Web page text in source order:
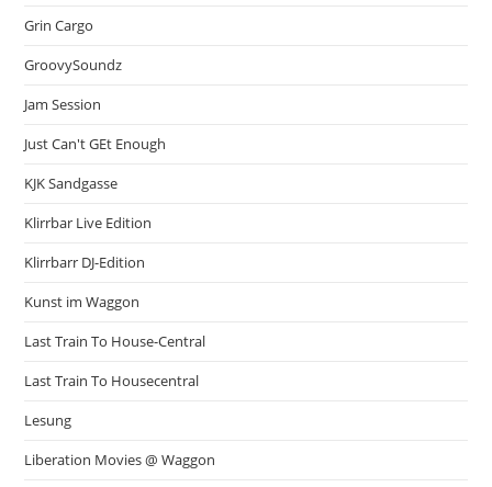
Grin Cargo
GroovySoundz
Jam Session
Just Can't GEt Enough
KJK Sandgasse
Klirrbar Live Edition
Klirrbarr DJ-Edition
Kunst im Waggon
Last Train To House-Central
Last Train To Housecentral
Lesung
Liberation Movies @ Waggon